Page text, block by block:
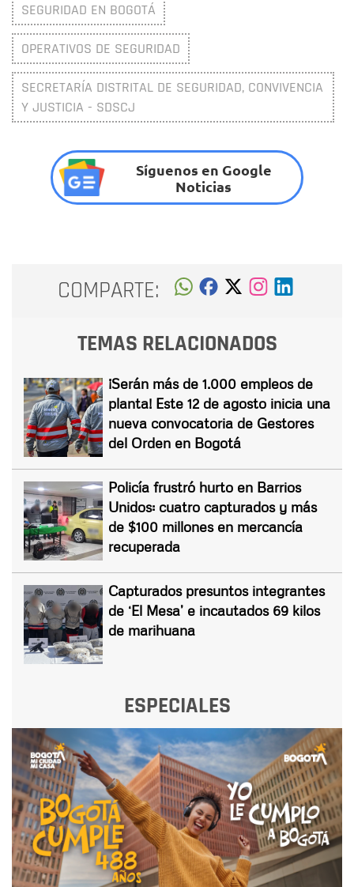
SEGURIDAD EN BOGOTÁ
OPERATIVOS DE SEGURIDAD
SECRETARÍA DISTRITAL DE SEGURIDAD, CONVIVENCIA
Y JUSTICIA - SDSCJ
Síguenos en Google
Noticias
COMPARTE:
TEMAS RELACIONADOS
¡Serán más de 1.000 empleos de
planta! Este 12 de agosto inicia una
nueva convocatoria de Gestores
del Orden en Bogotá
Policía frustró hurto en Barrios
Unidos: cuatro capturados y más
de $100 millones en mercancía
recuperada
Capturados presuntos integrantes
de ‘El Mesa’ e incautados 69 kilos
de marihuana
ESPECIALES